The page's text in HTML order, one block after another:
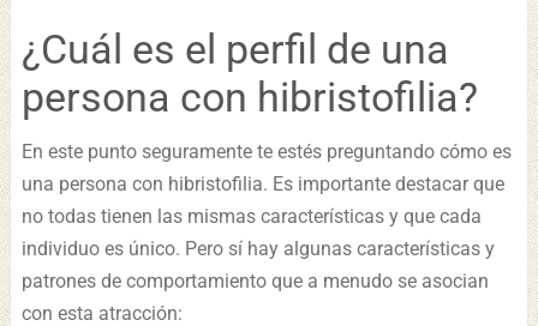
¿Cuál es el perfil de una
persona con hibristofilia?
En este punto seguramente te estés preguntando cómo es
una persona con hibristofilia. Es importante destacar que
no todas tienen las mismas características y que cada
individuo es único. Pero sí hay algunas características y
patrones de comportamiento que a menudo se asocian
con esta atracción: